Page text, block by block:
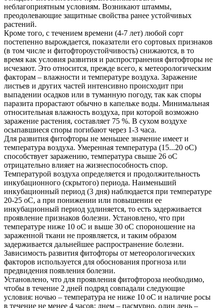
неблагоприятным условиям. Возникают штаммы,
преодолевающие защитные свойства ранее устойчивых
растений.
Кроме того, с течением времени (4-7 лет) любой сорт
постепенно вырождается, показатели его сортовых признаков
(в том числе и фитофтороустойчивость) снижаются, в то
время как условия развития и распространения фитофторы не
исчезают. Это относится, прежде всего, к метеорологическим
факторам – влажности и температуре воздуха. Заражение
листьев и других частей интенсивно происходит при
выпадении осадков или в туманную погоду, так как споры
паразита прорастают обычно в капельке воды. Минимальная
относительная влажность воздуха, при которой возможно
заражение растения, составляет 75 %. В сухом воздухе
осыпавшиеся споры погибают через 1-3 часа.
Для развития фитофторы не меньшее значение имеет и
температура воздуха. Умеренная температура (15...20 оС)
способствует заражению, температура свыше 26 оС
отрицательно влияет на жизнеспособность спор.
Температурой воздуха определяется и продолжительность
инкубационного (скрытого) периода. Наименьший
инкубационный период (3 дня) наблюдается при температуре
20-25 оС, а при понижении или повышении ее
инкубационный период удлиняется, то есть задерживается
проявление признаков болезни. Установлено, что при
температуре ниже 10 оС и выше 30 оС спороношение на
зараженной ткани не проявляется, и таким образом
задерживается дальнейшее распространение болезни.
Зависимость развития фитофторы от метеорологических
факторов используется для обоснования прогноза или
предвидения появления болезни.
Установлено, что для проявления фитофтороза необходимо,
чтобы в течение 2 дней подряд совпадали следующие
условия: ночью – температура не ниже 10 оС и наличие росы
в течение не менее 4 часов; днем – пасмурно, один день –